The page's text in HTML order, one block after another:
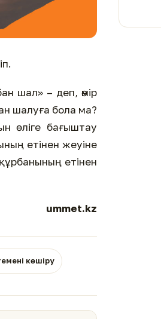
шалуға бола ма?
өліге бағыштау
етінен жеуіне
етінен
ummet.kz
көшіру